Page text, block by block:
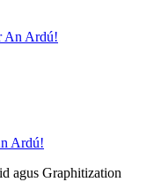
Ardú!
agus Graphitization